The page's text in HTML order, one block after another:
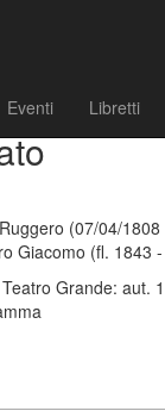
Eventi Libretti
(07/04/
Giacomo (fl. 1843
Grande: aut.